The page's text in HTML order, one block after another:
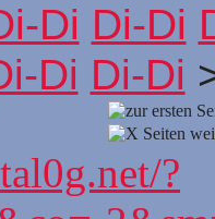
Di Di-Di
Di Di-Di
?